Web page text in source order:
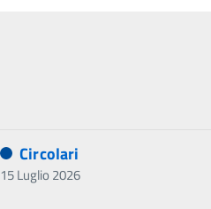
Circolari
15 Luglio 2026